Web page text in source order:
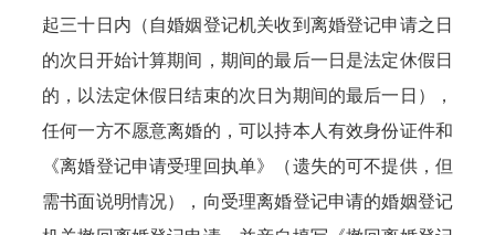
起三十日内（自婚姻登记机关收到离婚登记申请之日
的次日开始计算期间，期间的最后一日是法定休假日
的，以法定休假日结束的次日为期间的最后一日），
任何一方不愿意离婚的，可以持本人有效身份证件和
《离婚登记申请受理回执单》（遗失的可不提供，但
需书面说明情况），向受理离婚登记申请的婚姻登记